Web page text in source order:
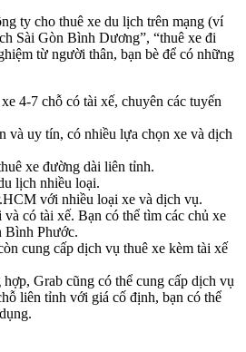
ty cho thuê xe du lịch trên mạng (ví
Sài Gòn Bình Dương”, “thuê xe đi
từ người thân, bạn bè để có những
4-7 chỗ có tài xế, chuyên các tuyến
và uy tín, có nhiều lựa chọn xe và dịch
xe đường dài liên tỉnh.
lịch nhiều loại.
với nhiều loại xe và dịch vụ.
có tài xế. Bạn có thể tìm các chủ xe
Bình Phước.
cung cấp dịch vụ thuê xe kèm tài xế
Grab cũng có thể cung cấp dịch vụ
liên tỉnh với giá cố định, bạn có thể